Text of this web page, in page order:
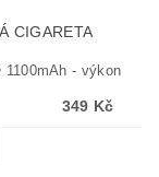
CIGARETA
- výkon
349 Kč